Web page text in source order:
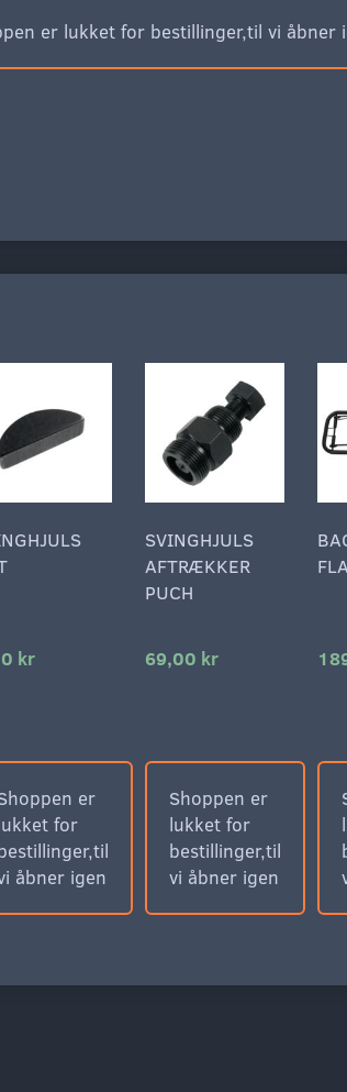
er lukket for bestillinger,til vi åbner
kr
er
for
åbner igen
SVINGHJULS
AFTRÆKKER
PUCH
69,00 kr
Shoppen er
lukket for
bestillinger,til
vi åbner igen